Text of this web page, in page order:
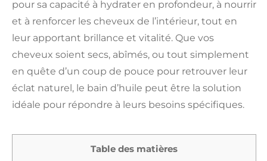
pour sa capacité à hydrater en profondeur, à nourrir
et à renforcer les cheveux de l’intérieur, tout en
leur apportant brillance et vitalité. Que vos
cheveux soient secs, abîmés, ou tout simplement
en quête d’un coup de pouce pour retrouver leur
éclat naturel, le bain d’huile peut être la solution
idéale pour répondre à leurs besoins spécifiques.
Table des matières